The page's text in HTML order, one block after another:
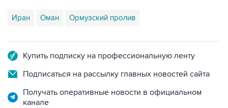
Иран Оман Ормузский пролив
Купить подписку на профессиональную ленту
Подписаться на рассылку главных новостей сайта
Получать оперативные новости в официальном
канале